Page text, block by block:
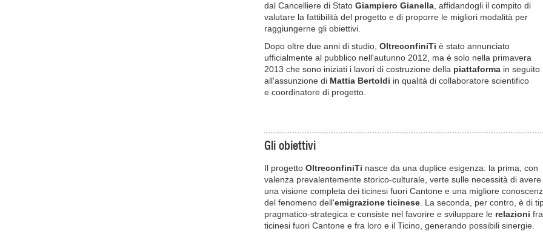
dal Cancelliere di Stato Giampiero Gianella, affidandogli il compito di
valutare la fattibilità del progetto e di proporre le migliori modalità per
raggiungerne gli obiettivi.
Dopo oltre due anni di studio, OltreconfiniTi è stato annunciato
ufficialmente al pubblico nell'autunno 2012, ma è solo nella primavera
2013 che sono iniziati i lavori di costruzione della piattaforma in seguito
all'assunzione di Mattia Bertoldi in qualità di collaboratore scientifico
e coordinatore di progetto.
Gli obiettivi
Il progetto OltreconfiniTi nasce da una duplice esigenza: la prima, con
valenza prevalentemente storico-culturale, verte sulle necessità di avere
una visione completa dei ticinesi fuori Cantone e una migliore
del fenomeno dell'emigrazione ticinese. La seconda, per contro, è di
pragmatico-strategica e consiste nel favorire e sviluppare le relazioni
ticinesi fuori Cantone e fra loro e il Ticino, generando possibili sinergie.